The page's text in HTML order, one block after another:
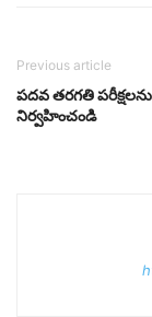
Previous article
పదవ తరగతి
నిర్వహించండి